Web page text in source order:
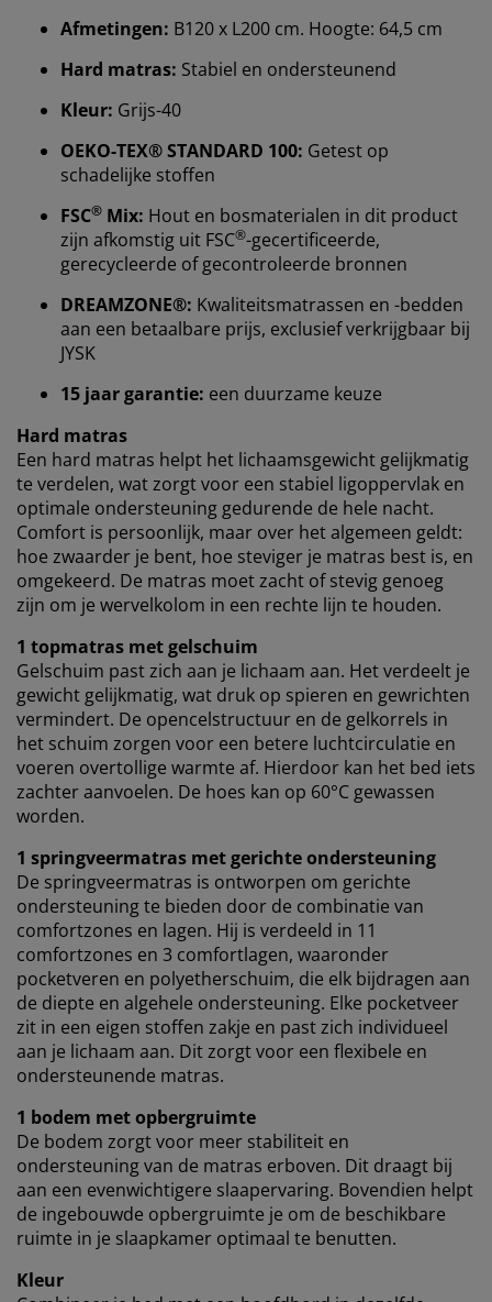
Afmetingen: B120 x L200 cm. Hoogte: 64,5 cm
Hard matras: Stabiel en ondersteunend
Kleur: Grijs-40
OEKO-TEX® STANDARD 100: Getest op
schadelijke stoffen
FSC® Mix: Hout en bosmaterialen in dit product
zijn afkomstig uit FSC®-gecertificeerde,
gerecycleerde of gecontroleerde bronnen
DREAMZONE®: Kwaliteitsmatrassen en -bedden
aan een betaalbare prijs, exclusief verkrijgbaar bij
JYSK
15 jaar garantie: een duurzame keuze
Hard matras
Een hard matras helpt het lichaamsgewicht gelijkmatig
te verdelen, wat zorgt voor een stabiel ligoppervlak en
optimale ondersteuning gedurende de hele nacht.
Comfort is persoonlijk, maar over het algemeen geldt:
hoe zwaarder je bent, hoe steviger je matras best is, en
omgekeerd. De matras moet zacht of stevig genoeg
zijn om je wervelkolom in een rechte lijn te houden.
1 topmatras met gelschuim
Gelschuim past zich aan je lichaam aan. Het verdeelt je
gewicht gelijkmatig, wat druk op spieren en gewrichten
vermindert. De opencelstructuur en de gelkorrels in
het schuim zorgen voor een betere luchtcirculatie en
voeren overtollige warmte af. Hierdoor kan het bed iets
zachter aanvoelen. De hoes kan op 60°C gewassen
worden.
1 springveermatras met gerichte ondersteuning
De springveermatras is ontworpen om gerichte
ondersteuning te bieden door de combinatie van
comfortzones en lagen. Hij is verdeeld in 11
comfortzones en 3 comfortlagen, waaronder
pocketveren en polyetherschuim, die elk bijdragen aan
de diepte en algehele ondersteuning. Elke pocketveer
zit in een eigen stoffen zakje en past zich individueel
aan je lichaam aan. Dit zorgt voor een flexibele en
ondersteunende matras.
1 bodem met opbergruimte
De bodem zorgt voor meer stabiliteit en
ondersteuning van de matras erboven. Dit draagt bij
aan een evenwichtigere slaapervaring. Bovendien helpt
de ingebouwde opbergruimte je om de beschikbare
ruimte in je slaapkamer optimaal te benutten.
Kleur
Wij personaliseren jouw ervaring
Bij JYSK gebruiken we cookies en mobiele
tijdens het bezoeken van onze website. Cookies
verzamelen informatie over jou om functionaliteit,
statistieken en relevante marketing te waarborgen.
Wanneer je marketingcookies accepteert, delen we je
browsergegevens met marketingpartners (zoals
Google, Meta en Tiktok) voor gepersonaliseerde en
vaste advertenties. Je kunt meer lezen over de
doeleinden via ''Aanpassen'' en je toestemming op elk
moment intrekken door op het cookie-icoontje te
klikken. Door op ''Alles accepteren'' te klikken, ga je
akkoord met alle drie de doeleinden. Lees meer over
onzeverzameling en verwerking van
persoonsgegevensen onscookiebeleid